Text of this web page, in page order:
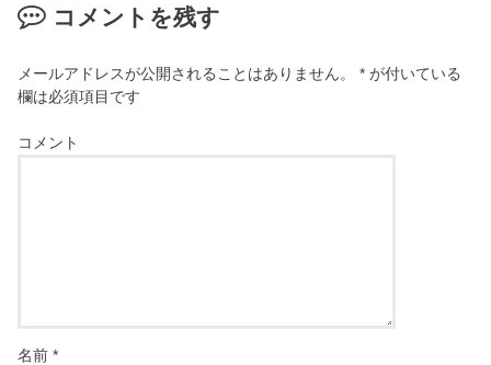
コメントを残す
メールアドレスが公開されることはありません。 * が付いている
欄は必須項目です
コメント
名前*